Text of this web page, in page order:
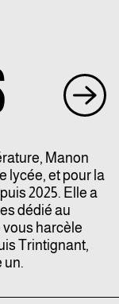
Manon
lycée, et pour la
2025. Elle a
dédié au
harcèle
Trintignant,
un.